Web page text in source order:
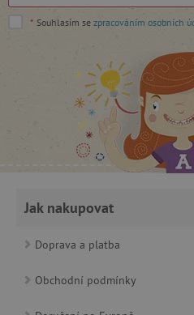
* Souhlasím se zpracováním osobních
Jak nakupovat
Doprava a platba
Obchodní podmínky
cjConsent
CookieScriptConsent